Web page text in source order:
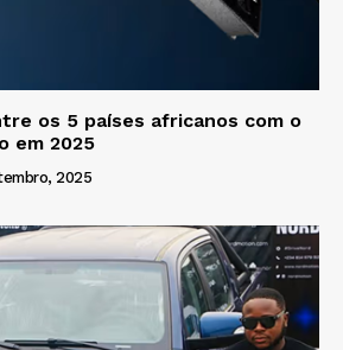
os 5 países africanos com o
em 2025
2025